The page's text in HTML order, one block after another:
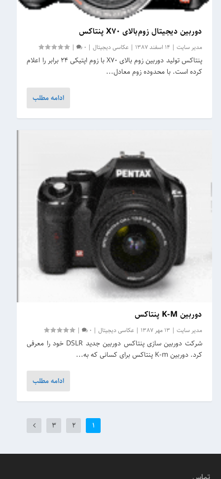
دوربین دیجیتال زوم‌بالای X70 پنتاکس
مدیر سایت | 14 اسفند 1387 |عکاسی دیجیتال |
0
|
پنتاکس تولید دوربین زوم بالای X70 با زوم اپتیکی 24 برابر را اعلام
کرده است. با محدوده زوم معادل...
ادامه مطلب
دوربین K-M پنتاکس
مدیر سایت | 13 مهر 1387 |عکاسی دیجیتال |
0
|
شرکت دوربین سازی پنتاکس دوربین جدید DSLR خود را معرفی
کرد. دوربین K-m پنتاکس برای کسانی که به...
ادامه مطلب
1
2
3